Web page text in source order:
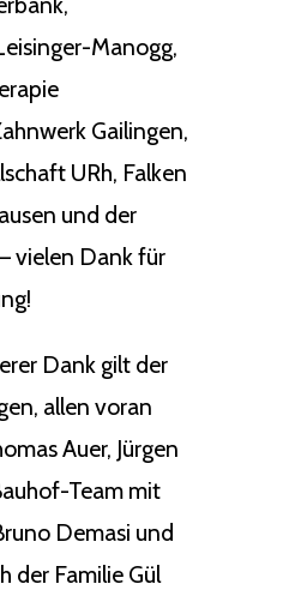
Manogg,
Gailingen,
URh, Falken
und der
vielen Dank für
Dank gilt der
allen voran
Auer, Jürgen
Team mit
Demasi und
der Familie Gül